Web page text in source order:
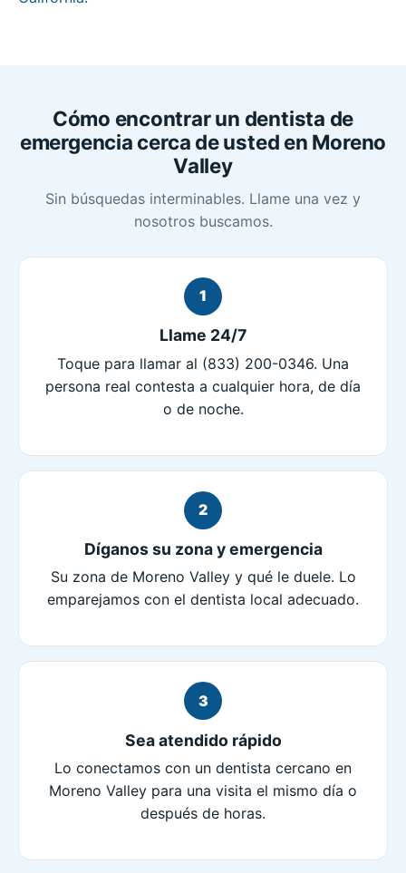
Cómo encontrar un dentista de
emergencia cerca de usted en Moreno
Valley
Sin búsquedas interminables. Llame una vez y
nosotros buscamos.
1
Llame 24/7
Toque para llamar al (833) 200-0346. Una
persona real contesta a cualquier hora, de día
o de noche.
2
Díganos su zona y emergencia
Su zona de Moreno Valley y qué le duele. Lo
emparejamos con el dentista local adecuado.
3
Sea atendido rápido
Lo conectamos con un dentista cercano en
Moreno Valley para una visita el mismo día o
después de horas.